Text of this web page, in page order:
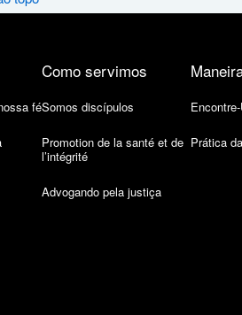
fé
Como servimos
Somos discípulos
Promotion de la santé et de
l’intégrité
Advogando pela justiça
Prática